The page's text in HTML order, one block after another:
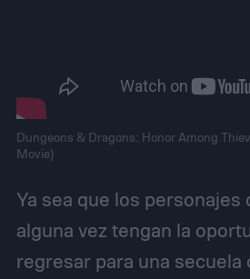
Dungeons & Dragons: Honor Among
Movie)
Ya sea que los personajes
alguna vez tengan la
regresar para una secuela